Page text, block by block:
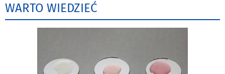
WARTO WIEDZIEĆ